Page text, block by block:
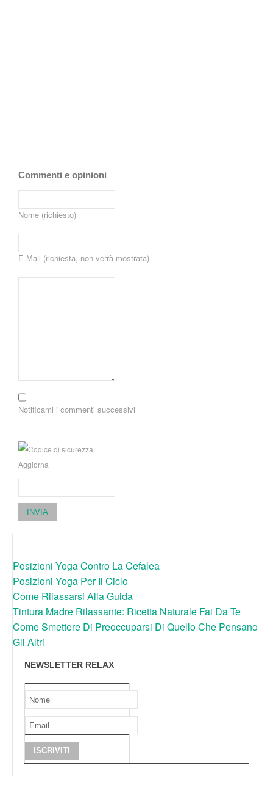
Commenti e opinioni
Nome (richiesto)
E-Mail (richiesta, non verrà mostrata)
Notificami i commenti successivi
Aggiorna
INVIA
Posizioni Yoga Contro La Cefalea
Posizioni Yoga Per Il Ciclo
Come Rilassarsi Alla Guida
Tintura Madre Rilassante: Ricetta Naturale Fai Da Te
Come Smettere Di Preoccuparsi Di Quello Che Pensano
Gli Altri
NEWSLETTER RELAX